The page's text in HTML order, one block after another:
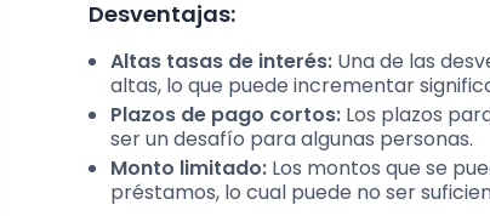
Desventajas:
Altas tasas de interés: Una de las
altas, lo que puede incrementar
Plazos de pago cortos: Los plazos
ser un desafío para algunas personas.
Monto limitado: Los montos que se
préstamos, lo cual puede no ser